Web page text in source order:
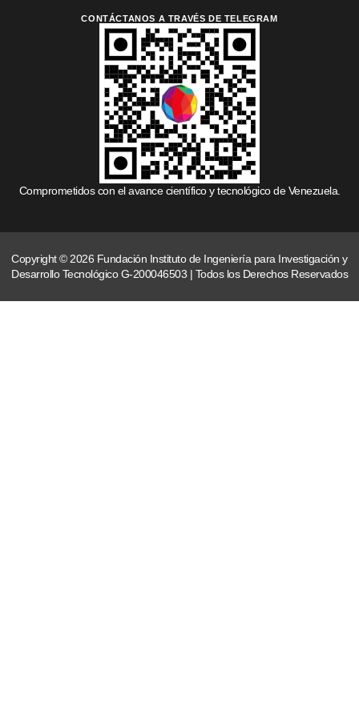
CONTÁCTANOS A TRAVÉS DE TELEGRAM
Comprometidos con el avance científico y tecnológico de Venezuela.
Copyright © 2026 Fundación Instituto de Ingeniería para Investigación y
Desarrollo Tecnológico G-200046503 | Todos los Derechos Reservados